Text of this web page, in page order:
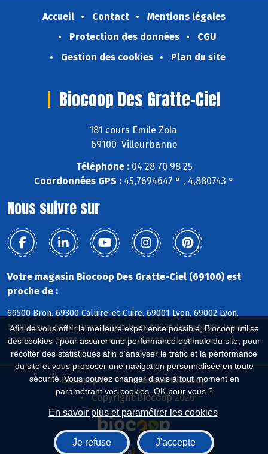
Afin de vous offrir la meilleure expérience possible, Biocoop utilise
des cookies : pour assurer une performance optimale du site, pour
récolter des statistiques afin d'analyser le trafic et la performance
du site et vous proposer une navigation personnalisée en toute
sécurité. Vous pouvez changer d'avis à tout moment en
paramétrant vos cookies. OK pour vous ?
En savoir plus et paramétrer les cookies
Je refuse J'accepte
Accueil Contact
Mentions légales
Protection des données
CGU
Gestion des cookies
Plan du site
Biocoop Des Gratte-Ciel
181 cours Emile Zola
69100 Villeurbanne
Téléphone :04 28 70 98 25
Coordonnées GPS : 45,7694647 ° , 4,880743 °
Nous suivre sur
Votre magasin Biocoop Des Gratte-Ciel (69100) est
proche de :
69500 Bron, 69300 Caluire-et-Cuire, 69001 Lyon, 69002 Lyon,
69003 Lyon, 69004 Lyon, 69005 Lyon, 69006 Lyon, 69007 Lyon,
69008 Lyon, 69120 Vaulx-en-Velin, 69100 Villeurbanne
Biocoop.fr
Le réseau Biocoop
Copyright Biocoop 2026